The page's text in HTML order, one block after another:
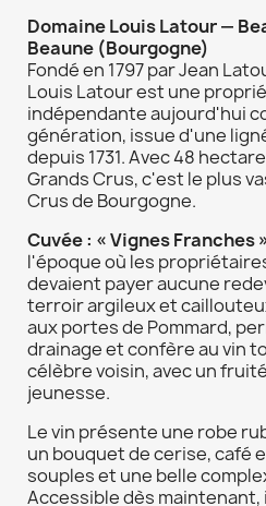
Domaine Louis Latour —
Beaune (Bourgogne)
Fondé en 1797 par Jean
Louis Latour est une
indépendante aujourd'hui
génération, issue d'une
depuis 1731. Avec 48
Grands Crus, c'est le plus
Crus de Bourgogne.
Cuvée : « Vignes Franches
l'époque où les
devaient payer aucune
terroir argileux et
aux portes de Pommard,
drainage et confère au vin
célèbre voisin, avec un
jeunesse.
Le vin présente une robe
un bouquet de cerise, café
souples et une belle
Accessible dès maintenant,